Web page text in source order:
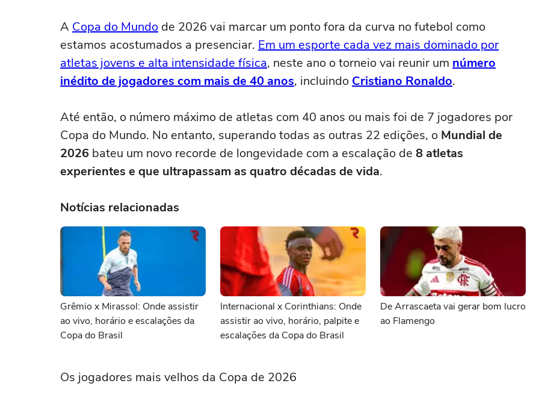
A Copa do Mundo de 2026 vai marcar um ponto fora da curva no futebol como
estamos acostumados a presenciar. Em um esporte cada vez mais dominado por
atletas jovens e alta intensidade física, neste ano o torneio vai reunir um número
inédito de jogadores com mais de 40 anos, incluindo Cristiano Ronaldo.
Até então, o número máximo de atletas com 40 anos ou mais foi de 7 jogadores por
Copa do Mundo. No entanto, superando todas as outras 22 edições, o Mundial de
2026 bateu um novo recorde de longevidade com a escalação de 8 atletas
experientes e que ultrapassam as quatro décadas de vida.
Notícias relacionadas
Grêmio x Mirassol: Onde assistir
ao vivo, horário e escalações da
Copa do Brasil
Internacional x Corinthians: Onde
assistir ao vivo, horário, palpite e
escalações da Copa do Brasil
De Arrascaeta vai gerar bom lucro
ao Flamengo
Os jogadores mais velhos da Copa de 2026